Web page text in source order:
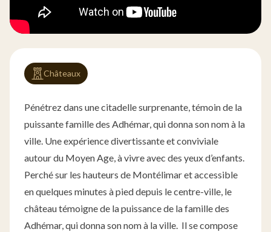
Châteaux
Pénétrez dans une citadelle surprenante, témoin de la
puissante famille des Adhémar, qui donna son nom à la
ville. Une expérience divertissante et conviviale
autour du Moyen Age, à vivre avec des yeux d’enfants.
Perché sur les hauteurs de Montélimar et accessible
en quelques minutes à pied depuis le centre-ville, le
château témoigne de la puissance de la famille des
Adhémar, qui donna son nom à la ville. Il se compose